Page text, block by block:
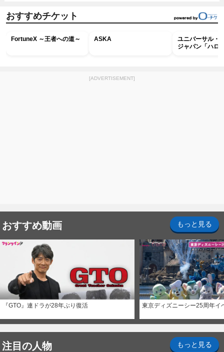
おすすめチケット
FortuneX ～王者への道～ ASKA
ユニバーサル・
ジャパン「ハロ
[ADVERTISEMENT]
おすすめ動画 もっと見る
『GTO』連ドラが28年ぶり復活 東京ディズニーシー25周年イ
注目の人物 もっと見る